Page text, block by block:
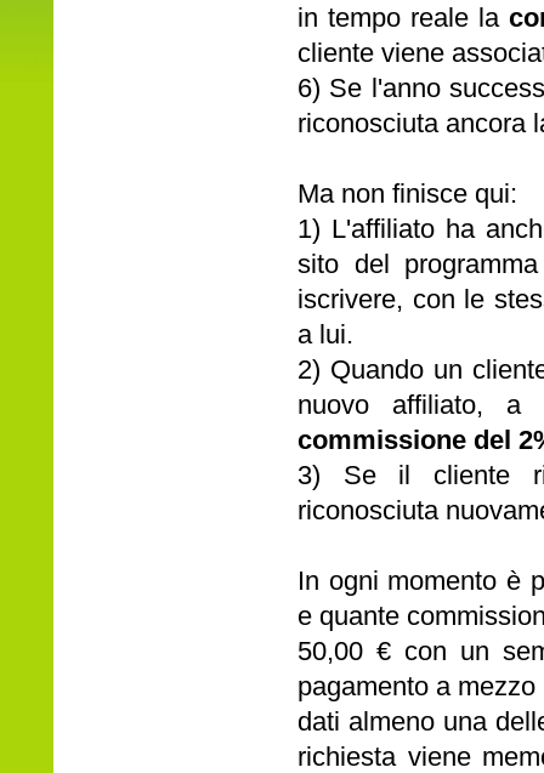
in tempo reale la
cliente viene
6) Se l'anno
riconosciuta ancora
Ma non finisce qui:
1) L'affiliato ha
sito del
iscrivere, con le
a lui.
2) Quando un
nuovo affiliato, a
commissione del
3) Se il cliente
riconosciuta
In ogni momento è
e quante
50,00 € con un
pagamento a
dati almeno una
richiesta viene